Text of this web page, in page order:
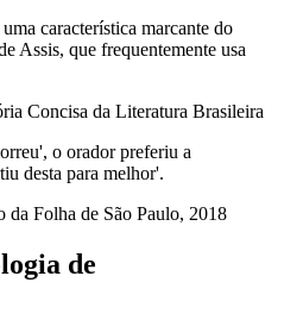
uma característica marcante do
Assis, que frequentemente usa
Concisa da Literatura Brasileira
o orador preferiu a
desta para melhor'.
da Folha de São Paulo, 2018
de